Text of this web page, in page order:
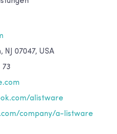
07047, USA
73
alistware
company/a-listware